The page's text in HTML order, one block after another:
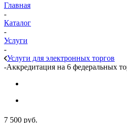
Главная
-
Каталог
-
Услуги
-
Услуги для электронных торгов
-Аккредитация на 6 федеральных
7 500 руб.